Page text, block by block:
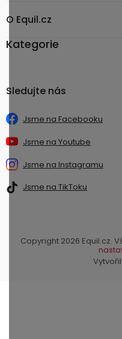
O Equil.cz
Kategorie
Sledujte nás
Jsme na Facebooku
Jsme na Youtube
Jsme na Instagramu
Jsme na TikToku
Copyright 2026 Equil.cz.